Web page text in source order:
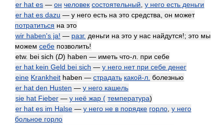
er hat es — он человек состоятельный у него есть деньги
er hat es dazu — у него есть на это средства, он может
потратиться на это
wir haben's ja! — разг. деньги на это у нас найдутся!; это мы
можем себе позволить!
etw. bei sich (D) haben — иметь что-л. при себе
er hat kein Geld bei sich — у него нет при себе денег
eine Krankheit haben — страдать какой-л. болезнью
er hat den Husten — у него кашель
sie hat Fieber — у неё жар ( температура)
er hat es im Halse — у него не в порядке горло у него
больное горло